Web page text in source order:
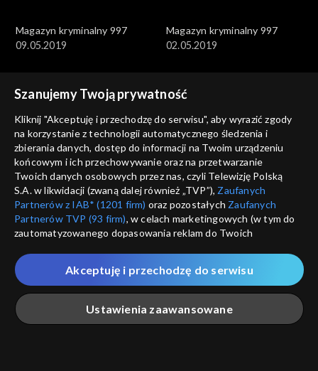
Magazyn kryminalny 997
09.05.2019
Magazyn kryminalny 997
02.05.2019
Magazyn kryminalny 997
25.04.2019
Magazyn kryminalny 997
18.04.2019
Magazyn kryminalny 997
11.04.2019
Magazyn kryminalny 997
04.04.2019
Szanujemy Twoją prywatność
Kliknij "Akceptuję i przechodzę do serwisu", aby wyrazić zgody
na korzystanie z technologii automatycznego śledzenia i
zbierania danych, dostęp do informacji na Twoim urządzeniu
końcowym i ich przechowywanie oraz na przetwarzanie
Twoich danych osobowych przez nas, czyli Telewizję Polską
S.A. w likwidacji (zwaną dalej również „TVP”), Zaufanych
Partnerów z IAB* (1201 firm) oraz pozostałych Zaufanych
Partnerów TVP (93 firm), w celach marketingowych (w tym do
zautomatyzowanego dopasowania reklam do Twoich
które wskazujemy poniżej, a także zgody na udostępnianie
przez nas identyfikatora PPID do Google.
Twoje dane osobowe zbierane podczas odwiedzania przez
Ciebie naszych
poszczególnych serwisówzwanych dalej
„Portalem”, w tym informacje zapisywane za pomocą
Ustawienia zaawansowane
Akceptuję i przechodzę do serwisu